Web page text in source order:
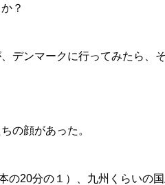
？
デンマークに行ってみたら、
の顔があった。
の20分の１）、九州くらいの